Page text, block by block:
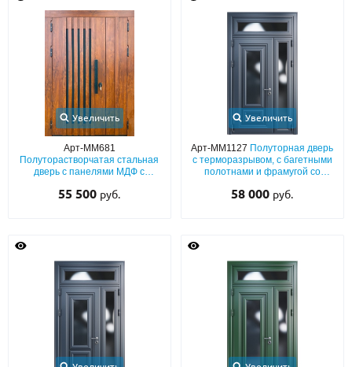
Увеличить
Арт-ММ681
Полуторастворчатая стальная
дверь с панелями МДФ с
бугельной ручкой-скобой
55 500 руб.
Увеличить
Арт-ММ1127 Полуторная дверь
с терморазрывом, с багетными
полотнами и фрамугой со
58 000 руб.